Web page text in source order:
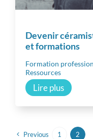
Devenir
et formations
Formation
Ressources
Lire plus
Previous 1 2